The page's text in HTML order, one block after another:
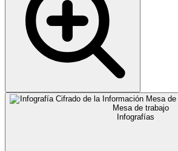
Infografías